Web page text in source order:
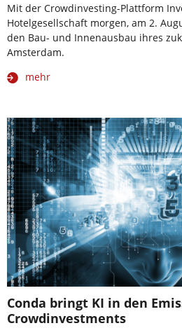
Mit der Crowdinvesting-Plattform
Hotelgesellschaft morgen, am 2.
den Bau- und Innenausbau ihres
Amsterdam.
mehr
Conda bringt KI in den
Crowdinvestments